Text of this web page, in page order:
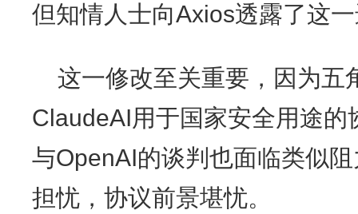
但知情人士向Axios透露了这
这一修改至关重要，因为五
ClaudeAI用于国家安全用途
与OpenAI的谈判也面临类似
担忧，协议前景堪忧。